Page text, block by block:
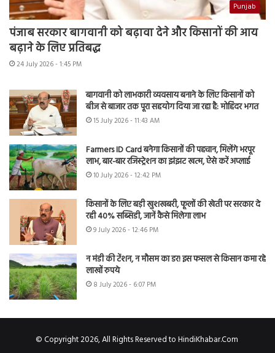
Punjab
पंजाब सरकार बागवानी को बढ़ावा देने और किसानों की आय
बढ़ाने के लिए प्रतिबद्ध
24 July 2026 - 1:45 PM
बागवानी को लाभकारी व्यवसाय बनाने के लिए किसानों को
बीज से बाजार तक पूरा सहयोग दिया जा रहा है: मोहिंदर भगत
15 July 2026 - 11:43 AM
Farmers ID Card बनेगा किसानों की पहचान, मिलेंगे भरपूर
लाभ, बार-बार रजिस्ट्रेशन का झंझट खत्म, ऐसे करें अप्लाई
10 July 2026 - 12:42 PM
किसानों के लिए बड़ी खुशखबरी, फूलों की खेती पर सरकार दे
रही 40% सब्सिडी, जानें कैसे मिलेगा लाभ
9 July 2026 - 12:46 PM
न मंडी की टेंशन, न मौसम का डर! इस फसल से किसान कमा रहे
लाखों रुपये
8 July 2026 - 6:07 PM
© Copyright 2026, All Rights Reserved to HindiKhabar.Com